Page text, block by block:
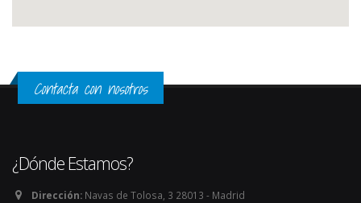
Contacta con nosotros
¿Dónde Estamos?
Dirección: Navas de Tolosa, 3 28013 - Madrid